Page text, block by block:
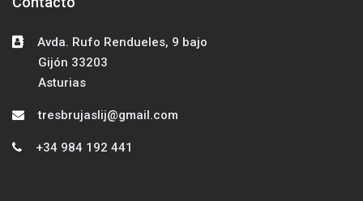
Avda. Rufo Rendueles, 9 bajo
Gijón 33203
Asturias
tresbrujaslij@gmail.com
+34 984 192 441